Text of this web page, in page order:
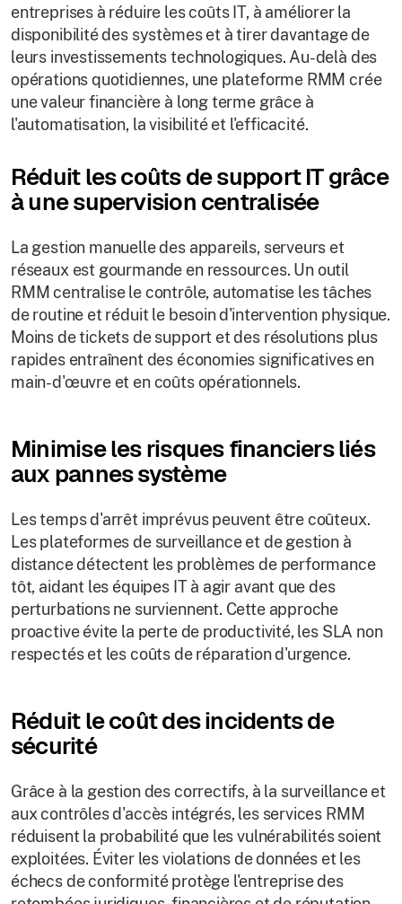
entreprises à réduire les coûts IT, à améliorer la
disponibilité des systèmes et à tirer davantage de
leurs investissements technologiques. Au-delà des
opérations quotidiennes, une plateforme RMM crée
une valeur financière à long terme grâce à
l'automatisation, la visibilité et l'efficacité.
Réduit les coûts de support IT grâce
à une supervision centralisée
La gestion manuelle des appareils, serveurs et
réseaux est gourmande en ressources. Un outil
RMM centralise le contrôle, automatise les tâches
de routine et réduit le besoin d'intervention physique.
Moins de tickets de support et des résolutions plus
rapides entraînent des économies significatives en
main-d'œuvre et en coûts opérationnels.
Minimise les risques financiers liés
aux pannes système
Les temps d'arrêt imprévus peuvent être coûteux.
Les plateformes de surveillance et de gestion à
distance détectent les problèmes de performance
tôt, aidant les équipes IT à agir avant que des
perturbations ne surviennent. Cette approche
proactive évite la perte de productivité, les SLA non
respectés et les coûts de réparation d'urgence.
Réduit le coût des incidents de
sécurité
Grâce à la gestion des correctifs, à la surveillance et
aux contrôles d'accès intégrés, les services RMM
réduisent la probabilité que les vulnérabilités soient
exploitées. Éviter les violations de données et les
échecs de conformité protège l'entreprise des